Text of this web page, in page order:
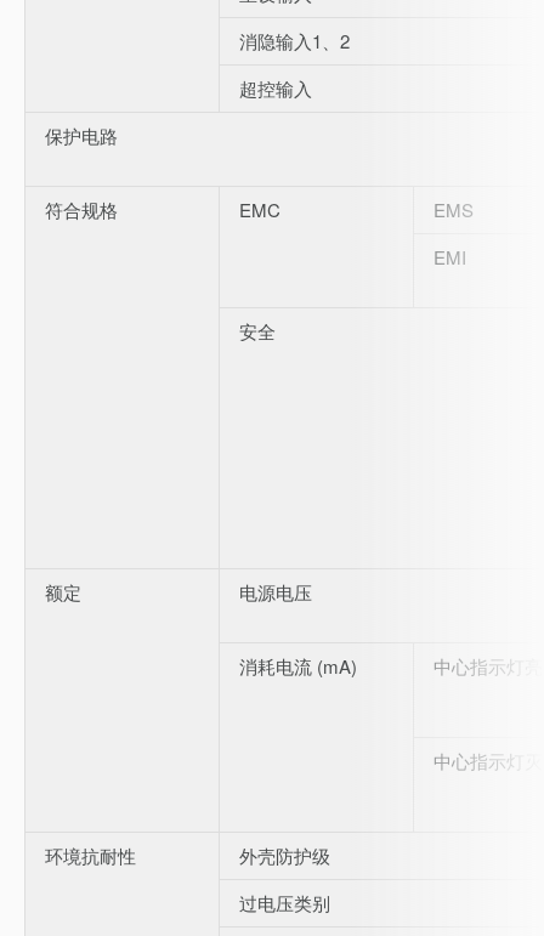
消隐输入1、2
超控输入
保护电路
符合规格 EMC
EMS
EMI
安全
额定 电源电压
消耗电流 (mA) 中心指示灯
中心指示灯
环境抗耐性
外壳防护级
过电压类别